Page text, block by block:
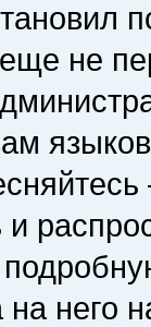
не
и
него